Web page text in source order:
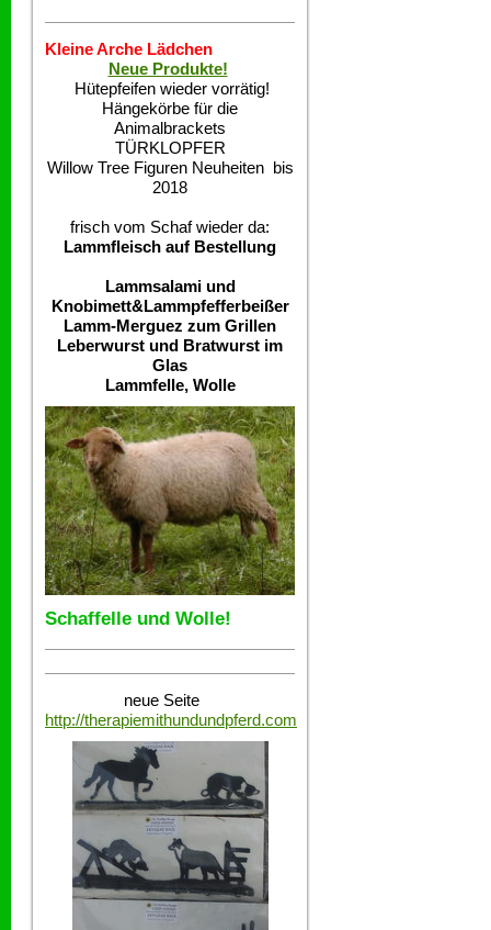
Kleine Arche Lädchen
Neue Produkte!
Hütepfeifen wieder vorrätig!
Hängekörbe für die
Animalbrackets
TÜRKLOPFER
Willow Tree Figuren Neuheiten bis
2018
frisch vom Schaf wieder da:
Lammfleisch auf Bestellung
Lammsalami und
Knobimett&Lammpfefferbeißer
Lamm-Merguez zum Grillen
Leberwurst und Bratwurst im
Glas
Lammfelle, Wolle
Schaffelle und Wolle!
neue Seite
http://therapiemithundundpferd.com